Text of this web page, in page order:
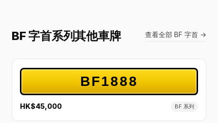
BF 字首系列其他車牌 查看全部 BF 字首 →
BF1888
HK$45,000 BF 系列